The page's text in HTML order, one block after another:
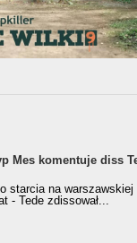
Mes komentuje diss
starcia na warszawskiej
- Tede zdissował...